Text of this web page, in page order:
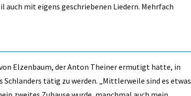
mit eigens geschriebenen Liedern. Mehrfach
Elzenbaum, der Anton Theiner ermutigt hatte, in
tätig zu werden. „Mittlerweile sind es etwas